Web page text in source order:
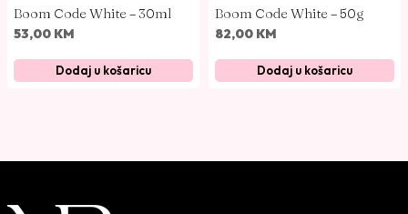
Boom Code White – 30ml
53,00 KM
Dodaj u košaricu
Boom Code White – 50g
82,00 KM
Dodaj u košaricu